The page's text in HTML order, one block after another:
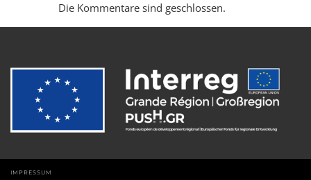
Die Kommentare sind geschlossen.
IMPRESSUM